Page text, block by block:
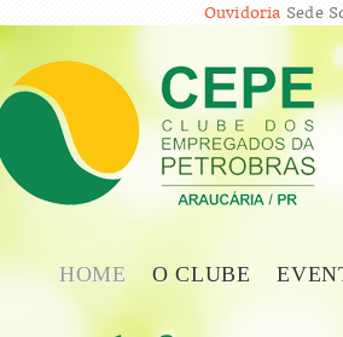
Ouvidoria Sede
HOME O CLUBE